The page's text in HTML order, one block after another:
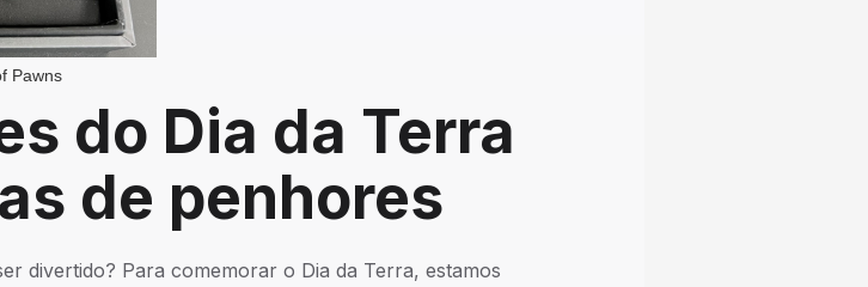
Pawns
do Dia da Terra
de penhores
divertido? Para comemorar o Dia da Terra, estamos